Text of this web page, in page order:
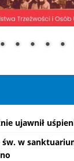
ujawnił
św. w